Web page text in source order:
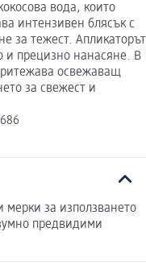
вода, които
интензивен блясък с
за тежест. Апликаторът
и прецизно нанасяне. В
освежаващ
за свежест и
мерки за използването
предвидими